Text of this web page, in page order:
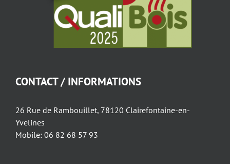
CONTACT / INFORMATIONS
26 Rue de Rambouillet, 78120 Clairefontaine-en-
Yvelines
Mobile: 06 82 68 57 93